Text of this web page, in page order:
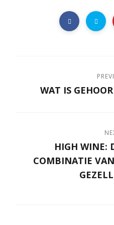
WAT IS
HIGH WINE:
COMBINATIE